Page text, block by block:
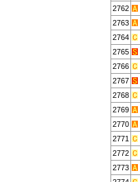
2762
2763
2764
2765
2766
2767
2768
2769
2770
2771
2772
2773